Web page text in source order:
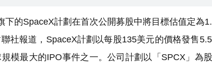
的SpaceX計劃在首次公開募股中將目標估值定為
社報道，SpaceX計劃以每股135美元的價格發售
模最大的IPO事件之一。公司計劃以「SPCX」為